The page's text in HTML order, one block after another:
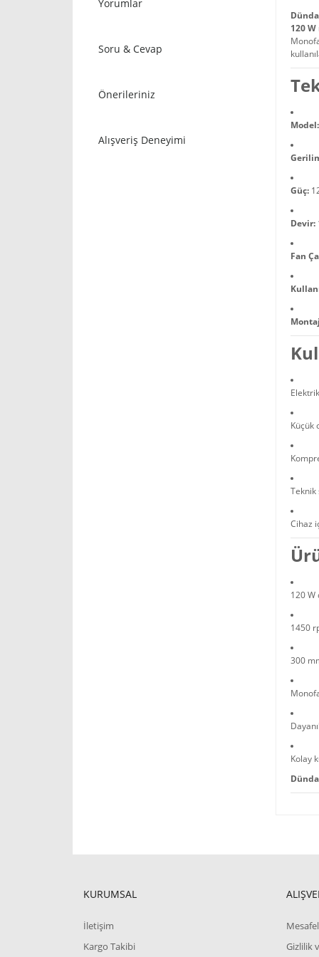
Yorumlar
Soru & Cevap
Önerileriniz
Alışveriş Deneyimi
120
Model:
Güç:
Devir:
Fan
Küçük
Teknik
Cihaz
120
1450
300
Kolay
KURUMSAL
İletişim
Kargo Takibi
Gizlilik